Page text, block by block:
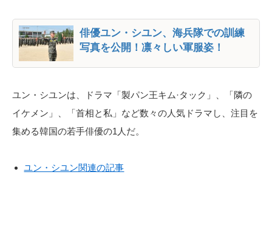
俳優ユン・シユン、海兵隊での訓練
写真を公開！凛々しい軍服姿！
ユン・シユンは、ドラマ「製パン王キム·タック」、「隣の
イケメン」、「首相と私」など数々の人気ドラマし、注目を
集める韓国の若手俳優の1人だ。
ユン・シユン関連の記事